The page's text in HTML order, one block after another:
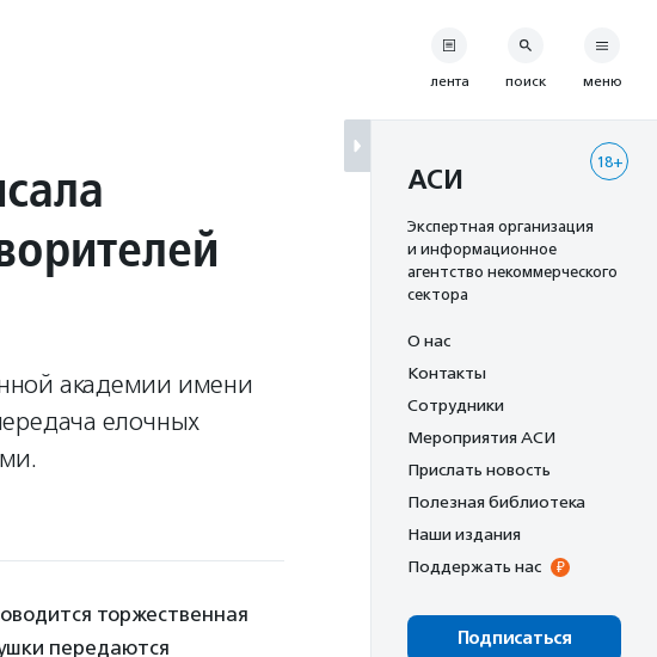
академии имени
елочных
торжественная
передаются
лента поиск меню
18+
АСИ
Экспертная организация
и информационное
агентство некоммерческого
сектора
О нас
Контакты
Сотрудники
Мероприятия АСИ
Прислать новость
Полезная библиотека
Наши издания
Поддержать нас
Подписаться